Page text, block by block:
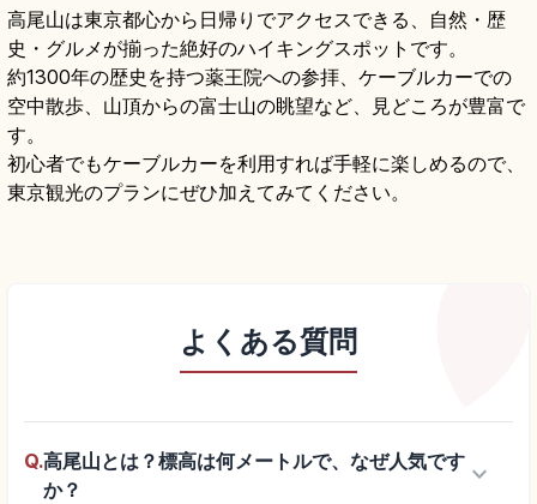
高尾山は東京都心から日帰りでアクセスできる、自然・歴
史・グルメが揃った絶好のハイキングスポットです。
約1300年の歴史を持つ薬王院への参拝、ケーブルカーでの
空中散歩、山頂からの富士山の眺望など、見どころが豊富で
す。
初心者でもケーブルカーを利用すれば手軽に楽しめるので、
東京観光のプランにぜひ加えてみてください。
よくある質問
Q.高尾山とは？標高は何メートルで、なぜ人気です
か？
keyboard_arrow_down